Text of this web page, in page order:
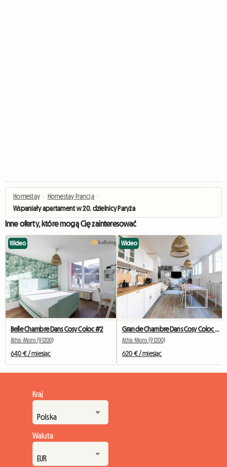
Homestay › Homestay Francja ›
Wspaniały apartament w 20. dzielnicy Paryża
Inne oferty, które mogą Cię zainteresować
Wideo
Belle Chambre Dans Cosy Coloc #2
Athis-Mons (91200)
640 € / miesiąc
Wideo
Athis-Mons (91200)
620 € / miesiąc
Kraj
Waluta